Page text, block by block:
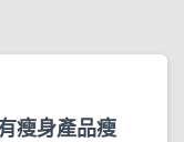
瘦身產品瘦